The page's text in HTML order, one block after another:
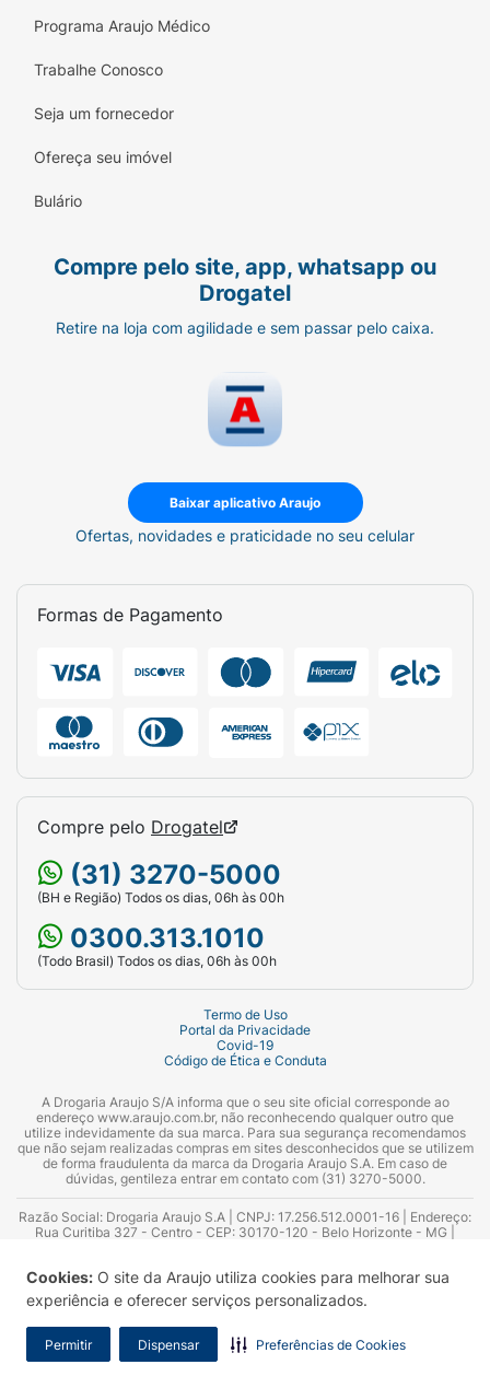
Cookies: O site da Araujo utiliza cookies para melhorar sua
experiência e oferecer serviços personalizados.
Permitir Dispensar Preferências de Cookies
Programa Araujo Médico
Trabalhe Conosco
Seja um fornecedor
Ofereça seu imóvel
Bulário
Compre pelo site, app, whatsapp ou
Drogatel
Retire na loja com agilidade e sem passar pelo caixa.
Baixar aplicativo Araujo
Ofertas, novidades e praticidade no seu celular
Formas de Pagamento
Compre pelo Drogatel
(31) 3270-5000
(BH e Região) Todos os dias, 06h às 00h
0300.313.1010
(Todo Brasil) Todos os dias, 06h às 00h
Termo de Uso
Portal da Privacidade
Covid-19
Código de Ética e Conduta
A Drogaria Araujo S/A informa que o seu site oficial corresponde ao
endereço www.araujo.com.br, não reconhecendo qualquer outro que
utilize indevidamente da sua marca. Para sua segurança recomendamos
que não sejam realizadas compras em sites desconhecidos que se utilizem
de forma fraudulenta da marca da Drogaria Araujo S.A. Em caso de
dúvidas, gentileza entrar em contato com (31) 3270-5000.
Razão Social: Drogaria Araujo S.A | CNPJ: 17.256.512.0001-16 | Endereço:
Rua Curitiba 327 - Centro - CEP: 30170-120 - Belo Horizonte - MG |
Azevedo Guimarães – CRF 10.965 | Yasmin Silva Alvarenga – CRF 52.584 -
Consultor substituto: Thiago Aguiar Pinheiro - CRF Nº 13.748. Alvará
Sanitário: 2025020713 | Autorização de Funcionamento da Empresa (AFE):
7.16355-1